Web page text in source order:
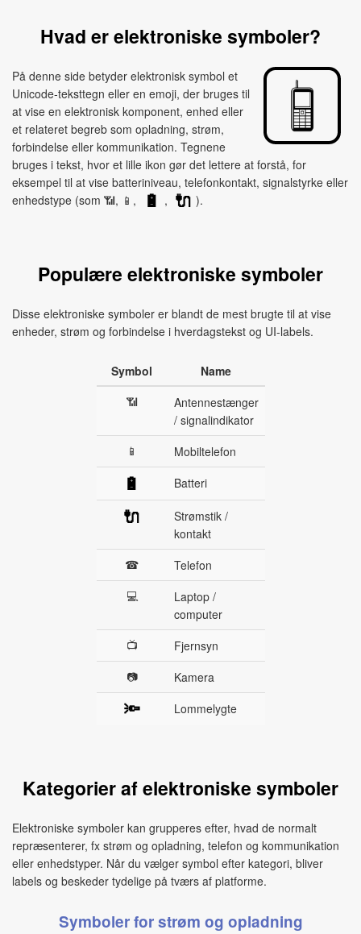
Hvad er elektroniske symboler?
På denne side betyder elektronisk symbol et
Unicode‑teksttegn eller en emoji, der bruges til
at vise en elektronisk komponent, enhed eller
et relateret begreb som opladning, strøm,
forbindelse eller kommunikation. Tegnene
bruges i tekst, hvor et lille ikon gør det lettere at forstå, for
eksempel til at vise batteriniveau, telefonkontakt, signalstyrke eller
enhedstype (som 📶, 📱,
🔋 , 🔌 ).
Populære elektroniske symboler
Disse elektroniske symboler er blandt de mest brugte til at vise
enheder, strøm og forbindelse i hverdagstekst og UI‑labels.
Symbol
Name
📶
Antennestænger
/ signalindikator
📱
Mobiltelefon
🔋 Batteri
🔌
Strømstik /
kontakt
☎
Telefon
💻
Laptop /
computer
📺
Fjernsyn
📷
Kamera
🔦 Lommelygte
Kategorier af elektroniske symboler
Elektroniske symboler kan grupperes efter, hvad de normalt
repræsenterer, fx strøm og opladning, telefon og kommunikation
eller enhedstyper. Når du vælger symbol efter kategori, bliver
labels og beskeder tydelige på tværs af platforme.
Symboler for strøm og opladning